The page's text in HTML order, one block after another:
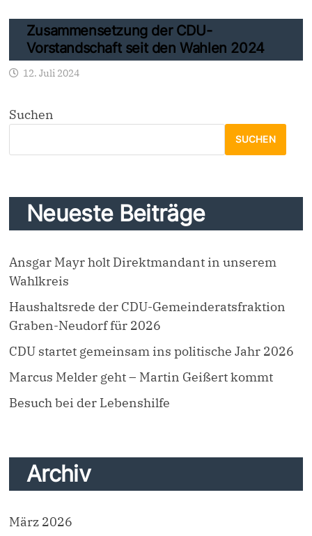
Zusammensetzung der CDU-
Vorstandschaft seit den Wahlen 2024
12. Juli 2024
Suchen
SUCHEN
Neueste Beiträge
Ansgar Mayr holt Direktmandant in unserem
Wahlkreis
Haushaltsrede der CDU-Gemeinderatsfraktion
Graben-Neudorf für 2026
CDU startet gemeinsam ins politische Jahr 2026
Marcus Melder geht – Martin Geißert kommt
Besuch bei der Lebenshilfe
Archiv
März 2026